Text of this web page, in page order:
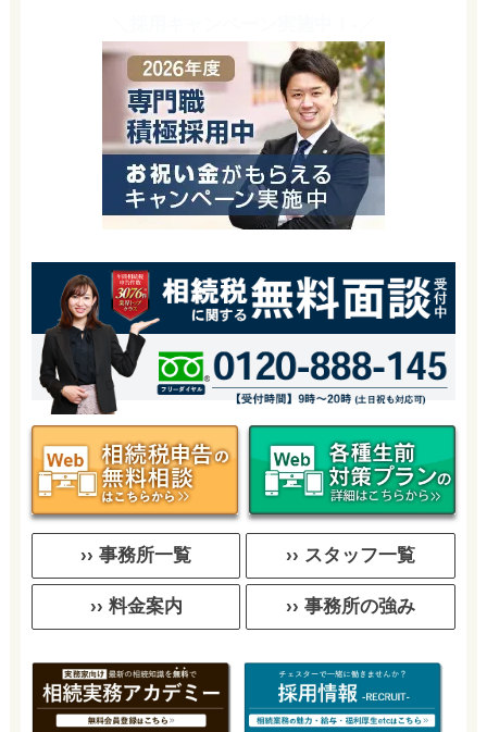
›› 事務所一覧 ›› スタッフ一覧
›› 料金案内 ›› 事務所の強み